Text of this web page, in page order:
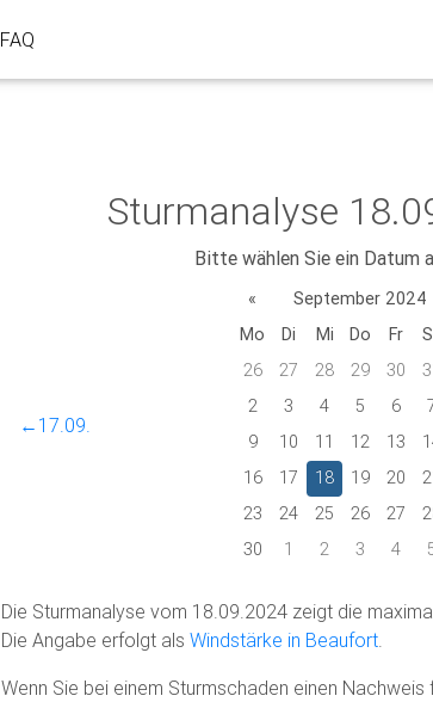
FAQ
Sturmanalyse
Bitte wählen Sie ein Datum
←17.09.
« September 2024
Mo
Di Mi Do Fr
26
27 28 29 30
2
3 4 5 6
9
10 11 12 13
16
17 18 19 20
23
24 25 26 27
30
1 2 3 4
Die Sturmanalyse vom 18.09.2024 zeigt die
Die Angabe erfolgt als Windstärke in Beaufort
Wenn Sie bei einem Sturmschaden einen Nachweis